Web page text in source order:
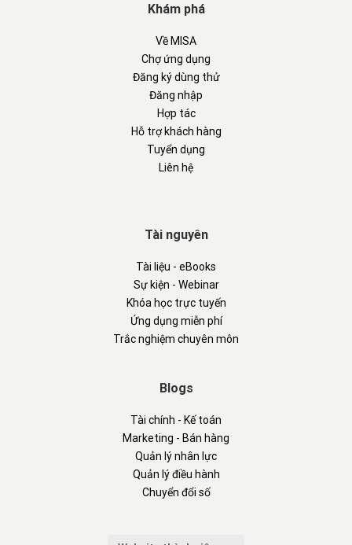
Khám phá
Về MISA
Chợ ứng dụng
Đăng ký dùng thử
Đăng nhập
Hợp tác
Hỗ trợ khách hàng
Tuyển dụng
Liên hệ
Tài nguyên
Tài liệu - eBooks
Sự kiện - Webinar
Khóa học trực tuyến
Ứng dụng miễn phí
Trắc nghiệm chuyên môn
Blogs
Tài chính - Kế toán
Marketing - Bán hàng
Quản lý nhân lực
Quản lý điều hành
Chuyển đổi số